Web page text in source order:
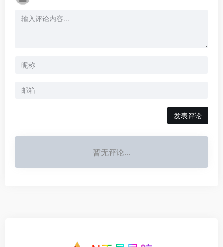
发表评论
暂无评论...